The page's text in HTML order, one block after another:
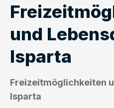
und
Isparta
Freizeitmöglichkeiten
Isparta